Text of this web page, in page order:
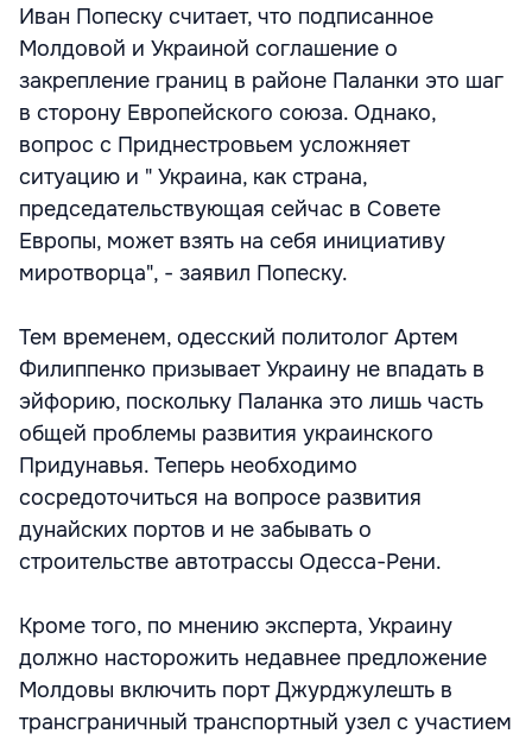
Иван Попеску считает, что подписанное
Молдовой и Украиной соглашение о
закрепление границ в районе Паланки это шаг
в сторону Европейского союза. Однако,
вопрос с Приднестровьем усложняет
ситуацию и " Украина, как страна,
председательствующая сейчас в Совете
Европы, может взять на себя инициативу
миротворца", - заявил Попеску.
Тем временем, одесский политолог Артем
Филиппенко призывает Украину не впадать в
эйфорию, поскольку Паланка это лишь часть
общей проблемы развития украинского
Придунавья. Теперь необходимо
сосредоточиться на вопросе развития
дунайских портов и не забывать о
строительстве автотрассы Одесса-Рени.
Кроме того, по мнению эксперта, Украину
должно насторожить недавнее предложение
Молдовы включить порт Джурджулешть в
трансграничный транспортный узел с участием